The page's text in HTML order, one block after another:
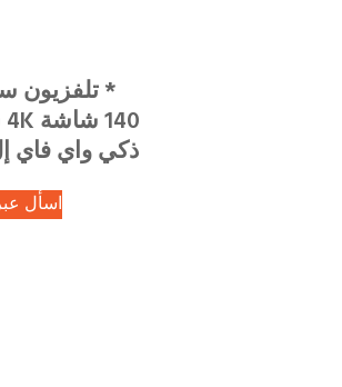
* تلفزيون
ذكي واي فاي
اسأل